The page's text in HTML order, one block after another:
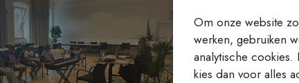
Om onze website
werken, gebruiken
analytische
kies dan voor alles